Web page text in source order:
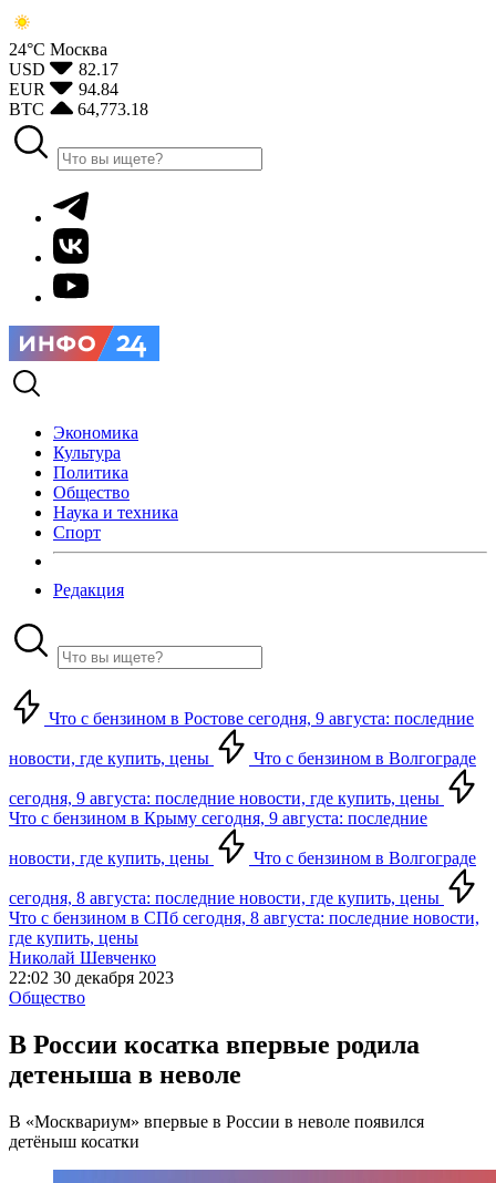
24°С Москва
USD
82.17
EUR
94.84
BTC
64,773.18
Экономика
Культура
Политика
Общество
Наука и техника
Спорт
Редакция
Что с бензином в Ростове сегодня, 9 августа: последние
новости, где купить, цены Что с бензином в Волгограде
сегодня, 9 августа: последние новости, где купить, цены
Что с бензином в Крыму сегодня, 9 августа: последние
новости, где купить, цены Что с бензином в Волгограде
сегодня, 8 августа: последние новости, где купить, цены
Что с бензином в СПб сегодня, 8 августа: последние новости,
где купить, цены
Николай Шевченко
22:02 30 декабря 2023
Общество
В России косатка впервые родила
детеныша в неволе
В «Москвариум» впервые в России в неволе появился
детёныш косатки